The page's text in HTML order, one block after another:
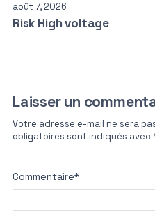
août 7, 2026
Risk High voltage
Laisser un
Votre adresse e-mail ne sera
obligatoires sont indiqués avec
Commentaire*